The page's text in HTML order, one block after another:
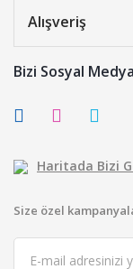
Alışveriş
Bizi Sosyal
Haritada Bizi
Size özel